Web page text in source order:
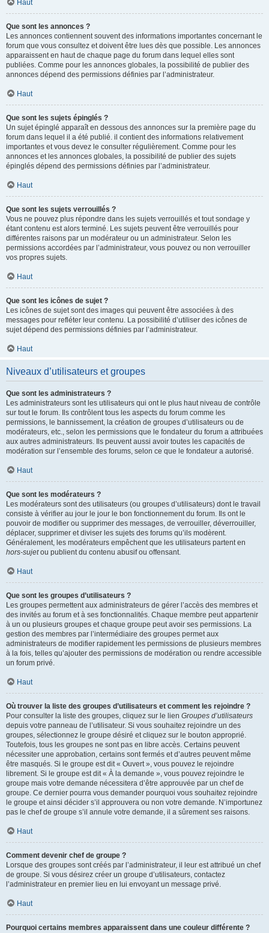
Haut
Que sont les annonces ?
Les annonces contiennent souvent des informations importantes concernant le
forum que vous consultez et doivent être lues dès que possible. Les annonces
apparaissent en haut de chaque page du forum dans lequel elles sont
publiées. Comme pour les annonces globales, la possibilité de publier des
annonces dépend des permissions définies par l’administrateur.
Haut
Que sont les sujets épinglés ?
Un sujet épinglé apparaît en dessous des annonces sur la première page du
forum dans lequel il a été publié. il contient des informations relativement
importantes et vous devez le consulter régulièrement. Comme pour les
annonces et les annonces globales, la possibilité de publier des sujets
épinglés dépend des permissions définies par l’administrateur.
Haut
Que sont les sujets verrouillés ?
Vous ne pouvez plus répondre dans les sujets verrouillés et tout sondage y
étant contenu est alors terminé. Les sujets peuvent être verrouillés pour
différentes raisons par un modérateur ou un administrateur. Selon les
permissions accordées par l’administrateur, vous pouvez ou non verrouiller
vos propres sujets.
Haut
Que sont les icônes de sujet ?
Les icônes de sujet sont des images qui peuvent être associées à des
messages pour refléter leur contenu. La possibilité d’utiliser des icônes de
sujet dépend des permissions définies par l’administrateur.
Haut
Niveaux d’utilisateurs et groupes
Que sont les administrateurs ?
Les administrateurs sont les utilisateurs qui ont le plus haut niveau de contrôle
sur tout le forum. Ils contrôlent tous les aspects du forum comme les
permissions, le bannissement, la création de groupes d’utilisateurs ou de
modérateurs, etc., selon les permissions que le fondateur du forum a attribuées
aux autres administrateurs. Ils peuvent aussi avoir toutes les capacités de
modération sur l’ensemble des forums, selon ce que le fondateur a autorisé.
Haut
Que sont les modérateurs ?
Les modérateurs sont des utilisateurs (ou groupes d’utilisateurs) dont le travail
consiste à vérifier au jour le jour le bon fonctionnement du forum. Ils ont le
pouvoir de modifier ou supprimer des messages, de verrouiller, déverrouiller,
déplacer, supprimer et diviser les sujets des forums qu’ils modèrent.
Généralement, les modérateurs empêchent que les utilisateurs partent en
hors-sujetou publient du contenu abusif ou offensant.
Haut
Que sont les groupes d’utilisateurs ?
Les groupes permettent aux administrateurs de gérer l’accès des membres et
des invités au forum et à ses fonctionnalités. Chaque membre peut appartenir
à un ou plusieurs groupes et chaque groupe peut avoir ses permissions. La
gestion des membres par l’intermédiaire des groupes permet aux
administrateurs de modifier rapidement les permissions de plusieurs membres
à la fois, telles qu’ajouter des permissions de modération ou rendre accessible
un forum privé.
Haut
Où trouver la liste des groupes d’utilisateurs et comment les rejoindre ?
Pour consulter la liste des groupes, cliquez sur le lien Groupes d’utilisateurs
depuis votre panneau de l’utilisateur. Si vous souhaitez rejoindre un des
groupes, sélectionnez le groupe désiré et cliquez sur le bouton approprié.
Toutefois, tous les groupes ne sont pas en libre accès. Certains peuvent
nécessiter une approbation, certains sont fermés et d’autres peuvent même
être masqués. Si le groupe est dit « Ouvert », vous pouvez le rejoindre
librement. Si le groupe est dit « À la demande », vous pouvez rejoindre le
groupe mais votre demande nécessitera d’être approuvée par un chef de
groupe. Ce dernier pourra vous demander pourquoi vous souhaitez rejoindre
le groupe et ainsi décider s’il approuvera ou non votre demande. N’importunez
pas le chef de groupe s’il annule votre demande, il a sûrement ses raisons.
Haut
Comment devenir chef de groupe ?
Lorsque des groupes sont créés par l’administrateur, il leur est attribué un chef
de groupe. Si vous désirez créer un groupe d’utilisateurs, contactez
l’administrateur en premier lieu en lui envoyant un message privé.
Haut
Pourquoi certains membres apparaissent dans une couleur différente ?